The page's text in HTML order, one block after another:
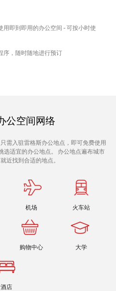
用即到即用的办公空间 - 可按小时使
序，随时随地进行预订
公空间网络
需入驻雷格斯办公地点，即可免费使用
选适宜的办公地点。 办公地点遍布城市
近找到合适的地点。
机场 火车站
购物中心 大学
酒店